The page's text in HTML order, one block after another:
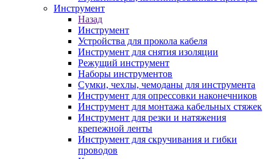
Инструмент
Назад
Инструмент
Устройства для прокола кабеля
Инструмент для снятия изоляции
Режущий инструмент
Наборы инструментов
Сумки, чехлы, чемоданы для инструмента
Инструмент для опрессовки наконечников
Инструмент для монтажа кабельных стяжек
Инструмент для резки и натяжения
крепежной ленты
Инструмент для скручивания и гибки
проводов